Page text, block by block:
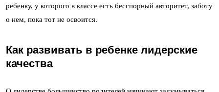
ребенку, у которого в классе есть бесспорный авторитет, заботу
о нем, пока тот не освоится.
Как развивать в ребенке лидерские
качества